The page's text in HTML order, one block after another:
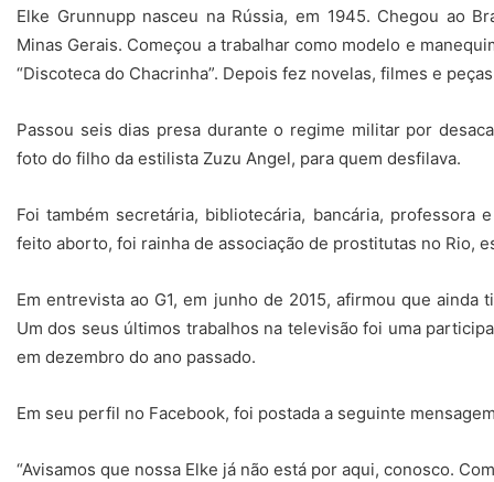
Elke Grunnupp nasceu na Rússia, em 1945. Chegou ao
Minas Gerais. Começou a trabalhar como modelo e
“Discoteca do Chacrinha”. Depois fez novelas, filmes e
Passou seis dias presa durante o regime militar por
foto do filho da estilista Zuzu Angel, para quem desfilava.
Foi também secretária, bibliotecária, bancária, professora
feito aborto, foi rainha de associação de prostitutas no Rio,
Em entrevista ao G1, em junho de 2015, afirmou que ainda
Um dos seus últimos trabalhos na televisão foi uma
em dezembro do ano passado.
Em seu perfil no Facebook, foi postada a seguinte
“Avisamos que nossa Elke já não está por aqui, conosco.